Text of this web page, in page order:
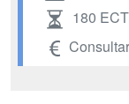
180
Consultar